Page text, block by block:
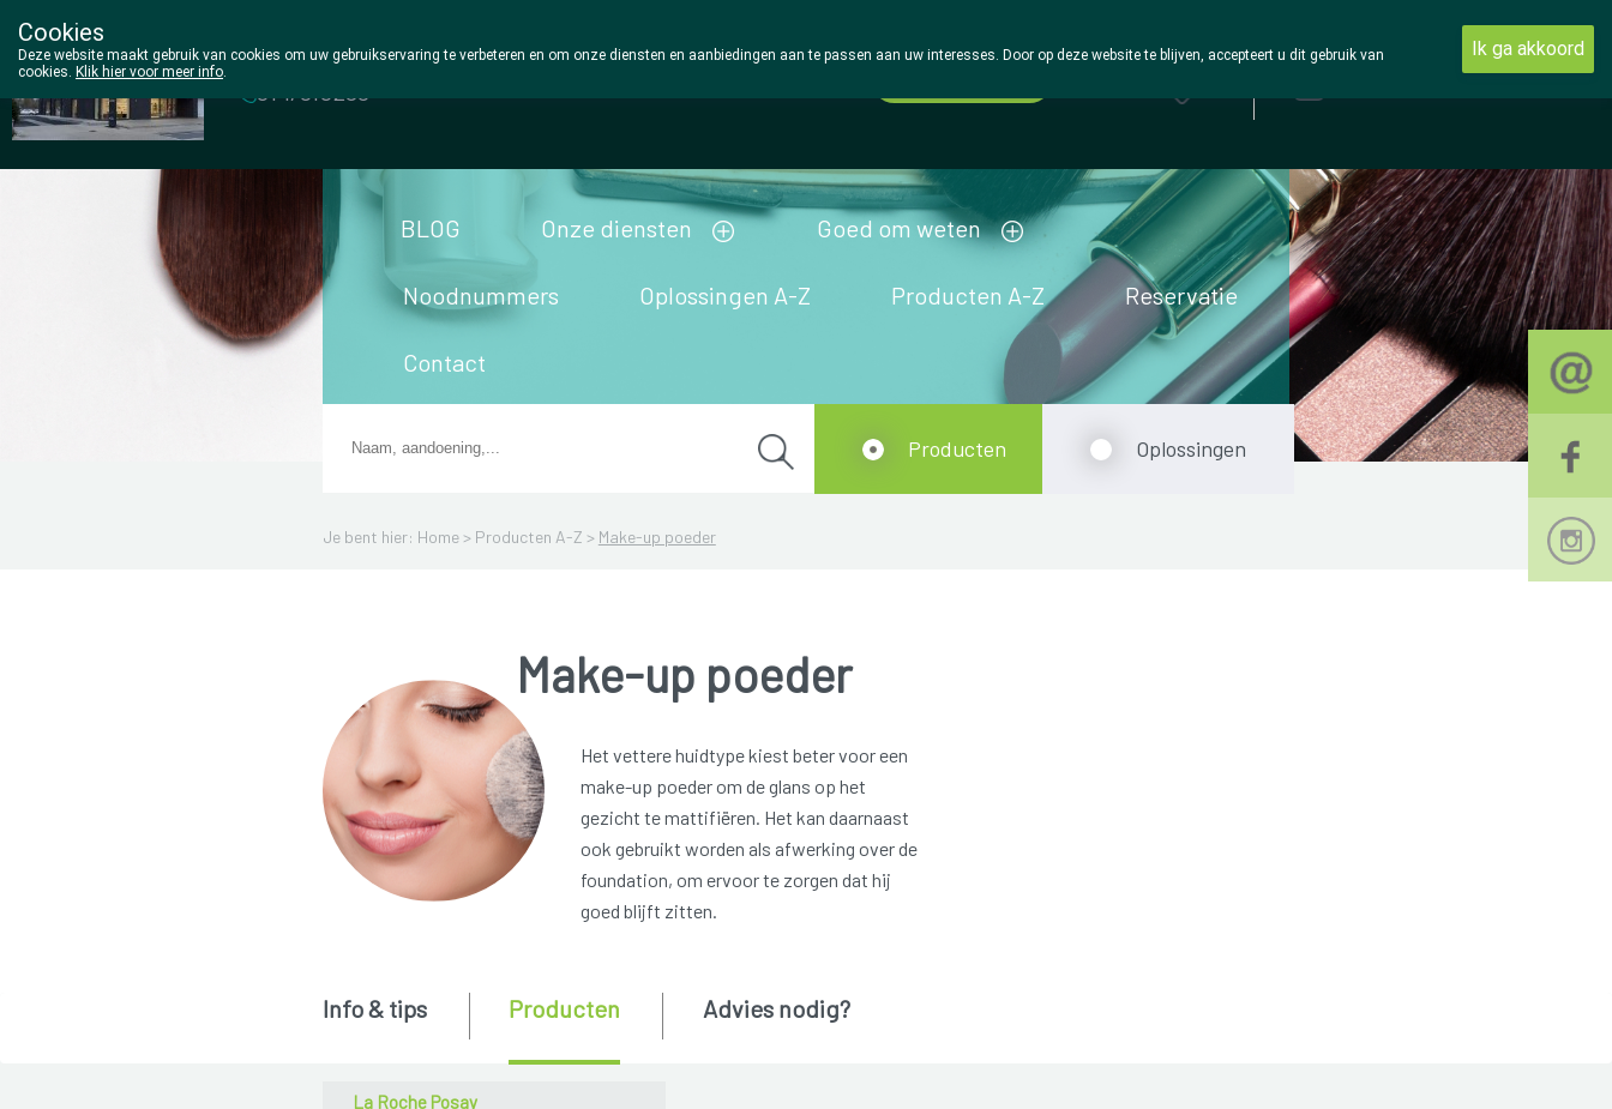
Wezel Pharma
014/810298
BLOG Onze diensten Goed om weten
Noodnummers Oplossingen A-Z Producten A-Z Reservatie
Contact
Je bent hier: Home > Producten A-Z > Make-up poeder
Producten Oplossingen
Make-up poeder
Het vettere huidtype kiest beter voor een
make-up poeder om de glans op het
gezicht te mattifiëren. Het kan daarnaast
ook gebruikt worden als afwerking over de
foundation, om ervoor te zorgen dat hij
goed blijft zitten.
La Roche Posay
Info & tips Producten Advies nodig?
Cookies
Deze website maakt gebruik van cookies om uw gebruikservaring te verbeteren en om onze diensten en aanbiedingen aan te passen aan uw interesses. Door op deze website te blijven, accepteert u dit gebruik van
cookies. Klik hier voor meer info.
Ik ga akkoord